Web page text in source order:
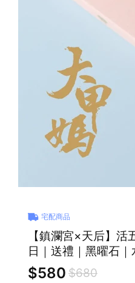
宅配商品
【鎮瀾宮×天后】
日｜送禮｜黑曜石
$580 $680